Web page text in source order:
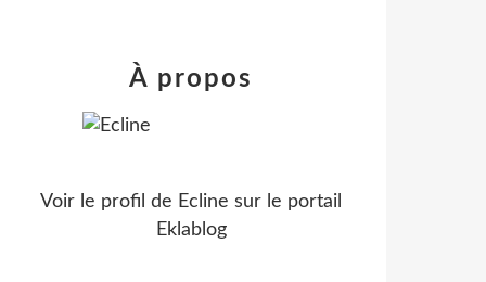
À propos
Voir le profil de Ecline sur le portail
Eklablog